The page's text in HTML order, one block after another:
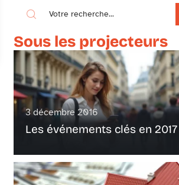
Sous les projecteurs
3 décembre 2016
Les événements clés en 2017